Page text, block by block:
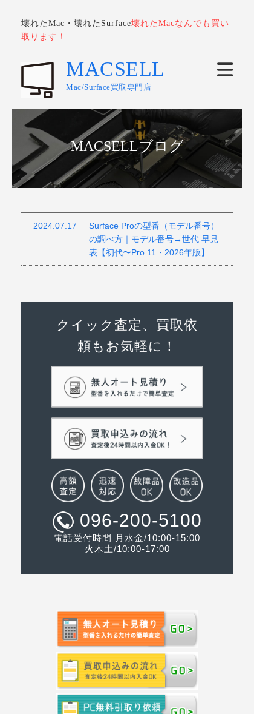
壊れたMac・壊れたSurface壊れたMacなんでも買い
取ります！
MACSELL
Mac/Surface買取専門店
MACSELLブログ
2024.07.17
Surface Proの型番（モデル番号）
の調べ方｜モデル番号→世代 早見
表【初代〜Pro 11・2026年版】
クイック査定、買取依
頼もお気軽に！
096-200-5100
電話受付時間 月水金/10:00-15:00
火木土/10:00-17:00